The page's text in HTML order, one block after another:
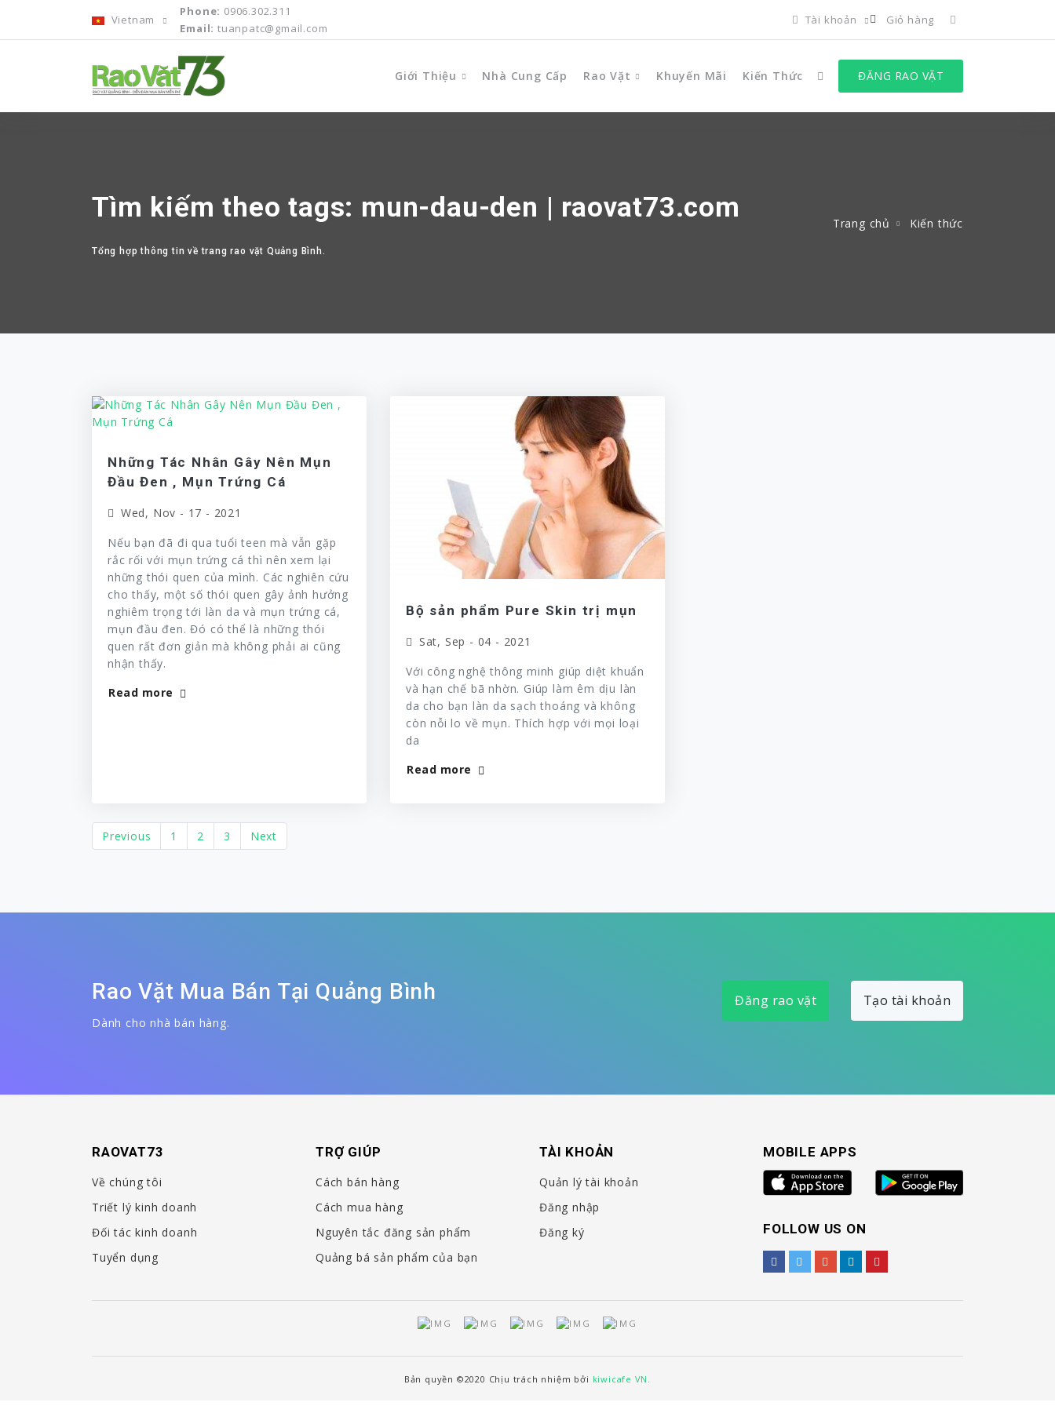
Vietnam
Phone: 0906.302.311
Email: tuanpatc@gmail.com
Tài khoản Giỏ hàng
Giới Thiệu Nhà Cung Cấp Rao Vặt Khuyến Mãi Kiến Thức ĐĂNG RAO VẶT
Tìm kiếm theo tags: mun-dau-den | raovat73.com
Tổng hợp thông tin về trang rao vặt Quảng Bình.
Trang chủ Kiến thức
Những Tác Nhân Gây Nên Mụn
Đầu Đen , Mụn Trứng Cá
Wed, Nov - 17 - 2021
Nếu bạn đã đi qua tuổi teen mà vẫn gặp
rắc rối với mụn trứng cá thì nên xem lại
những thói quen của mình. Các nghiên cứu
cho thấy, một số thói quen gây ảnh hưởng
nghiêm trọng tới làn da và mụn trứng cá,
mụn đầu đen. Đó có thể là những thói
quen rất đơn giản mà không phải ai cũng
nhận thấy.
Read more
Bộ sản phẩm Pure Skin trị mụn
Sat, Sep - 04 - 2021
Với công nghệ thông minh giúp diệt khuẩn
và hạn chế bã nhờn. Giúp làm êm dịu làn
da cho bạn làn da sạch thoáng và không
còn nỗi lo về mụn. Thích hợp với mọi loại
da
Read more
Previous 1 2 3 Next
Rao Vặt Mua Bán Tại Quảng Bình
Dành cho nhà bán hàng.
Đăng rao vặt Tạo tài khoản
RAOVAT73
Về chúng tôi
Triết lý kinh doanh
Đối tác kinh doanh
Tuyển dụng
TRỢ GIÚP
Cách bán hàng
Cách mua hàng
Nguyên tắc đăng sản phẩm
Quảng bá sản phẩm của bạn
TÀI KHOẢN
Quản lý tài khoản
Đăng nhập
Đăng ký
MOBILE APPS
FOLLOW US ON
Bản quyền ©2020 Chịu trách nhiệm bởi kiwicafe VN.